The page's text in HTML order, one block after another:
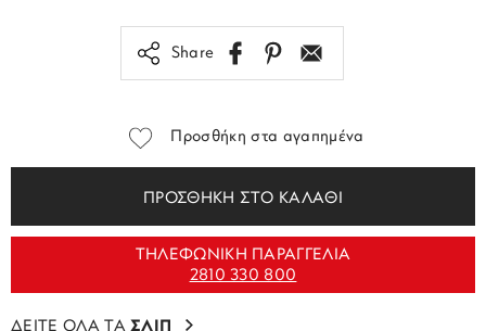
Share
Προσθήκη στα αγαπημένα
ΠΡΟΣΘΗΚΗ ΣΤΟ ΚΑΛΑΘΙ
ΤΗΛΕΦΩΝΙΚΗ ΠΑΡΑΓΓΕΛΙΑ
2810 330 800
ΔΕΙΤΕ ΟΛΑ ΤΑΣΛΙΠ